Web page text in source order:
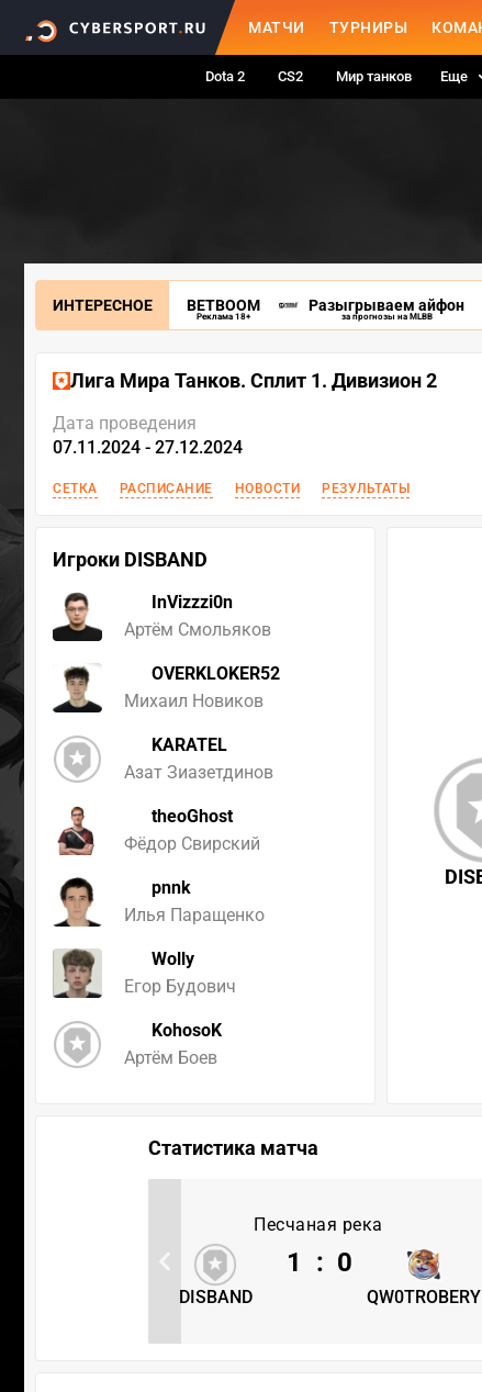
МАТЧИ ТУРНИРЫ
Dota 2 CS2 Мир танков Еще
ИНТЕРЕСНОЕ BETBOOM
Реклама 18+
Разыгрываем айфон
за прогнозы на MLBB
Лига Мира Танков. Сплит 1. Дивизион 2
Дата проведения
07.11.2024 - 27.12.2024
СЕТКА РАСПИСАНИЕ НОВОСТИ РЕЗУЛЬТАТЫ
Игроки DISBAND
InVizzzi0n
Артём Смольяков
OVERKLOKER52
Михаил Новиков
KARATEL
Азат Зиазетдинов
theoGhost
Фёдор Свирский
pnnk
Илья Паращенко
Wolly
Егор Будович
KohosoK
Артём Боев
Статистика матча
Песчаная река
DISBAND QW0TROBERY
1 : 0